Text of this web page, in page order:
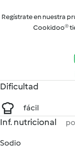
Regístrate en nuestra
Cookidoo®
Dificultad
fácil
Inf. nutricional
Sodio